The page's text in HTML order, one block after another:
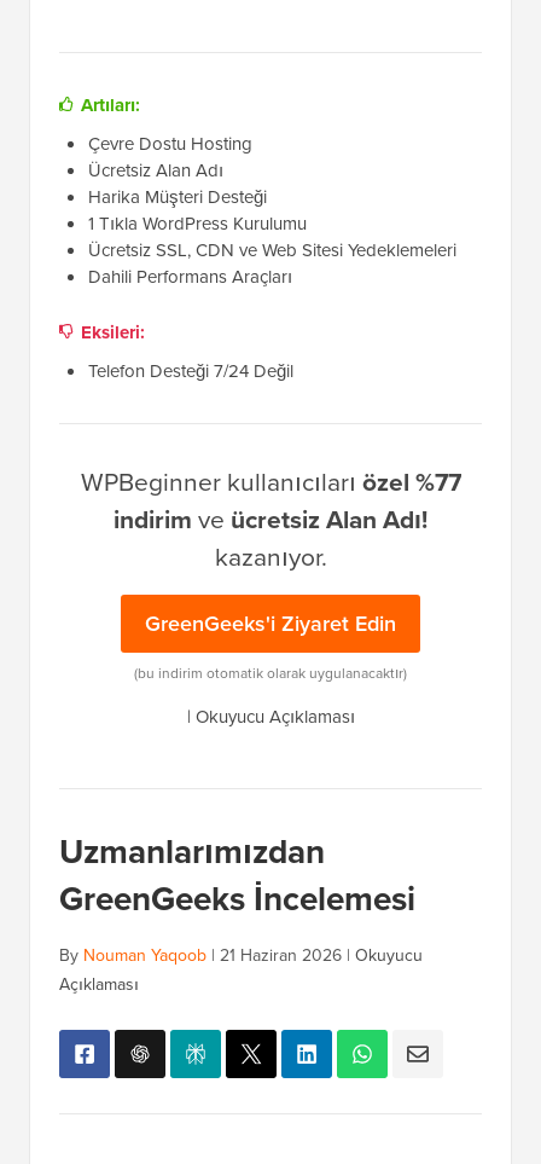
Artıları:
Çevre Dostu Hosting
Ücretsiz Alan Adı
Harika Müşteri Desteği
1 Tıkla WordPress Kurulumu
Ücretsiz SSL, CDN ve Web Sitesi Yedeklemeleri
Dahili Performans Araçları
Eksileri:
Telefon Desteği 7/24 Değil
WPBeginner kullanıcıları özel %77
indirimve ücretsiz Alan Adı!
kazanıyor.
GreenGeeks'i Ziyaret Edin
(bu indirim otomatik olarak uygulanacaktır)
| Okuyucu Açıklaması
Uzmanlarımızdan
GreenGeeks İncelemesi
By Nouman Yaqoob | 21 Haziran 2026 | Okuyucu
Açıklaması